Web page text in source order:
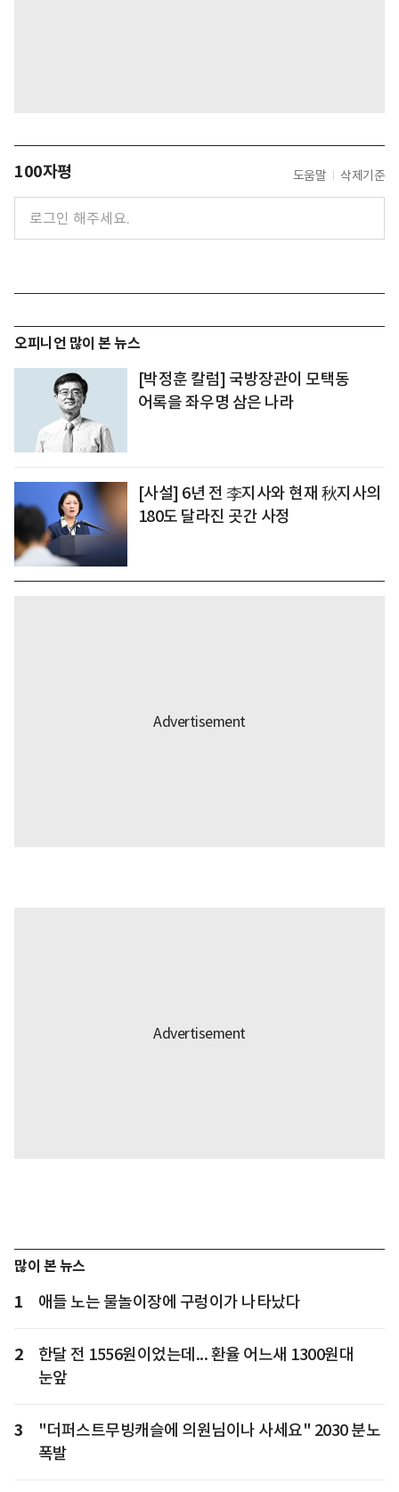
100자평 도움말 삭제기준
오피니언 많이 본 뉴스
[박정훈 칼럼] 국방장관이 모택동
어록을 좌우명 삼은 나라
[사설] 6년 전 李지사와 현재 秋지사의
180도 달라진 곳간 사정
많이 본 뉴스
1 애들 노는 물놀이장에 구렁이가 나타났다
2
한달 전 1556원이었는데... 환율 어느새 1300원대
눈앞
3
"더퍼스트무빙캐슬에 의원님이나 사세요" 2030 분노
폭발